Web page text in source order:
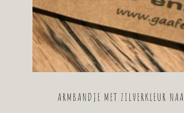
ARMBANDJE MET ZILVERKLEUR